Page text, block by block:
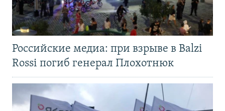
Российские медиа: при взрыве в Balzi
Rossi погиб генерал Плохотнюк